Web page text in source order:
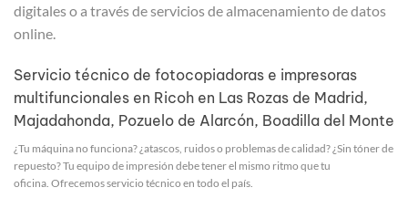
digitales o a través de servicios de almacenamiento de datos
online.
Servicio técnico de fotocopiadoras e impresoras
multifuncionales en Ricoh en Las Rozas de Madrid,
Majadahonda, Pozuelo de Alarcón, Boadilla del Monte
¿Tu máquina no funciona? ¿atascos, ruidos o problemas de calidad? ¿Sin tóner de
repuesto? Tu equipo de impresión debe tener el mismo ritmo que tu
oficina. Ofrecemos servicio técnico en todo el país.